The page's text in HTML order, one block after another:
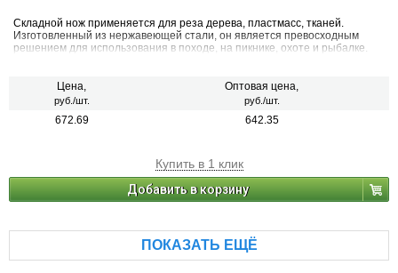
Складной нож применяется для реза дерева, пластмасс, тканей.
Изготовленный из нержавеющей стали, он является превосходным
решением для использования в походе, на пикнике, охоте и рыбалке.
Цена,
руб./шт.
Оптовая цена,
руб./шт.
672.69 642.35
Купить в 1 клик
Добавить в корзину
ПОКАЗАТЬ ЕЩЁ